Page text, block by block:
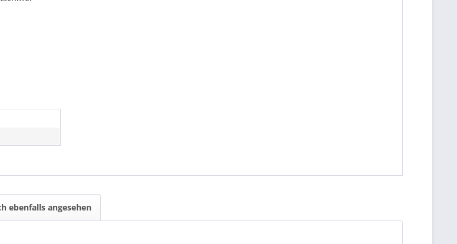
ebenfalls angesehen